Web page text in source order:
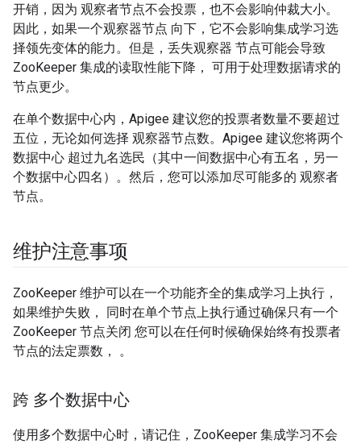
开销，因为 观察者节点不会投票，也不会影响仲裁大小。
因此，如果一个观察器节点 向下，它不会影响集成学习选
择领先变体的能力。但是，丢失观察器 节点可能会导致
ZooKeeper 集成的读取性能下降， 可用于处理数据请求的
节点更少。
在单个数据中心内，Apigee 建议您的投票者数量不要超过
五位，无论如何选择 观察器节点数。Apigee 建议您将两个
数据中心 超过九名选民（其中一间数据中心有五名，另一
个数据中心四名）。然后，您可以添加尽可能多的 观察者
节点。
维护注意事项
ZooKeeper 维护可以在一个功能齐全的集成学习上执行，
如果维护失败， 同时在单个节点上执行通过确保只有一个
ZooKeeper 节点关闭 您可以在任何时候确保始终有投票者
节点的法定票数， 。
跨 多个数据中心
使用多个数据中心时，请记住，ZooKeeper 集成学习不会